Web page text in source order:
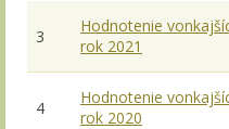
3
Hodnotenie
rok 2021
4
Hodnotenie
rok 2020